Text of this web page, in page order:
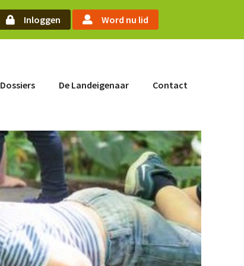
Inloggen Word nu lid
Dossiers De Landeigenaar Contact
Home
Actueel
Nieuws